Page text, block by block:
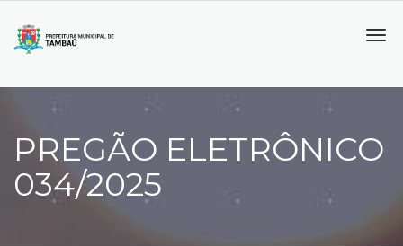
PREGÃO ELETRÔNICO
034/2025